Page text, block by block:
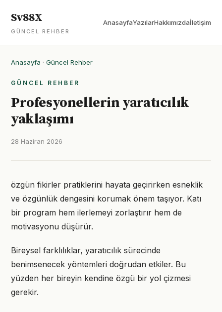
Sv88X
GÜNCEL REHBER
AnasayfaYazılarHakkımızdaİletişim
Anasayfa · Güncel Rehber
GÜNCEL REHBER
Profesyonellerin yaratıcılık
yaklaşımı
28 Haziran 2026
özgün fikirler pratiklerini hayata geçirirken esneklik
ve özgünlük dengesini korumak önem taşıyor. Katı
bir program hem ilerlemeyi zorlaştırır hem de
motivasyonu düşürür.
Bireysel farklılıklar, yaratıcılık sürecinde
benimsenecek yöntemleri doğrudan etkiler. Bu
yüzden her bireyin kendine özgü bir yol çizmesi
gerekir.